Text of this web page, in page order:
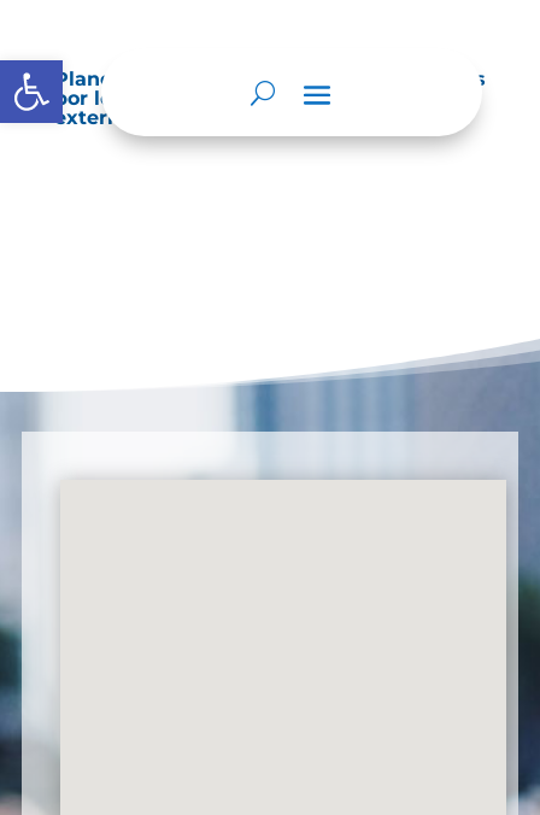
Abrir barra de herramientas
Planes de Mejoramiento vigentes exigidos
por los entes de control o auditoría
externos o internos.